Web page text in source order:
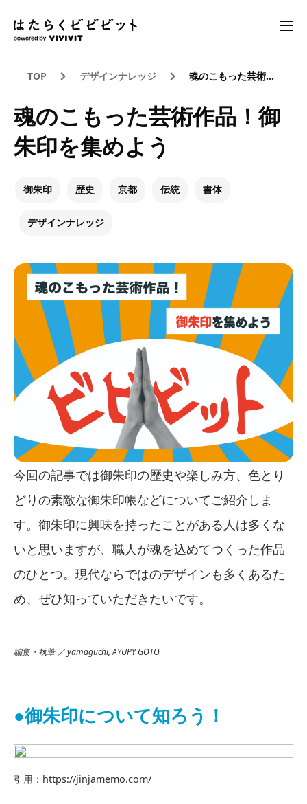
TOP デザインナレッジ 魂のこもった芸術作品！御朱印を集めよう
魂のこもった芸術作品！御
朱印を集めよう
御朱印 歴史 京都 伝統 書体
デザインナレッジ
今回の記事では御朱印の歴史や楽しみ方、色とり
どりの素敵な御朱印帳などについてご紹介しま
す。御朱印に興味を持ったことがある人は多くな
いと思いますが、職人が魂を込めてつくった作品
のひとつ。現代ならではのデザインも多くあるた
め、ぜひ知っていただきたいです。
編集・執筆 ／ yamaguchi, AYUPY GOTO
●御朱印について知ろう！
引用：https://jinjamemo.com/